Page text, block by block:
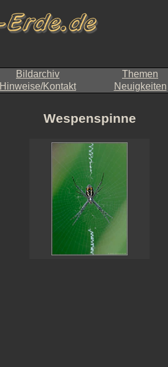
Bildarchiv Themen
Hinweise/Kontakt Neuigkeiten
Wespenspinne